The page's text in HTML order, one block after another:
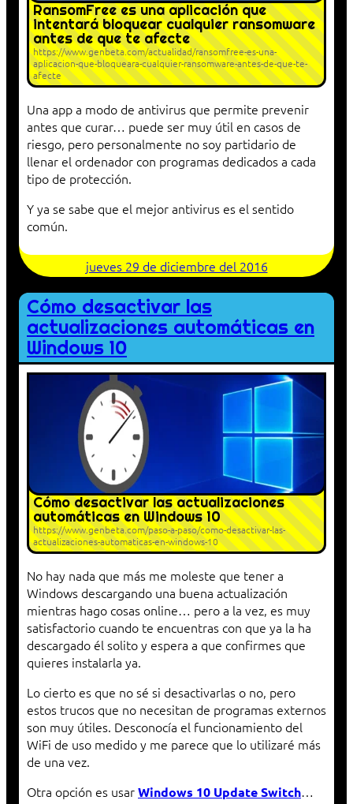
RansomFree es una aplicación que
intentará bloquear cualquier ransomware
antes de que te afecte
https://www.genbeta.com/actualidad/ransomfree-es-una-
aplicacion-que-bloqueara-cualquier-ransomware-antes-de-que-te-
afecte
Una app a modo de antivirus que permite prevenir
antes que curar… puede ser muy útil en casos de
riesgo, pero personalmente no soy partidario de
llenar el ordenador con programas dedicados a cada
tipo de protección.
Y ya se sabe que el mejor antivirus es el sentido
común.
jueves 29 de diciembre del 2016
Cómo desactivar las
actualizaciones automáticas en
Windows 10
Cómo desactivar las actualizaciones
automáticas en Windows 10
https://www.genbeta.com/paso-a-paso/como-desactivar-las-
actualizaciones-automaticas-en-windows-10
No hay nada que más me moleste que tener a
Windows descargando una buena actualización
mientras hago cosas online… pero a la vez, es muy
satisfactorio cuando te encuentras con que ya la ha
descargado él solito y espera a que confirmes que
quieres instalarla ya.
Lo cierto es que no sé si desactivarlas o no, pero
estos trucos que no necesitan de programas externos
son muy útiles. Desconocía el funcionamiento del
WiFi de uso medido y me parece que lo utilizaré más
de una vez.
Otra opción es usarWindows 10 Update Switch…